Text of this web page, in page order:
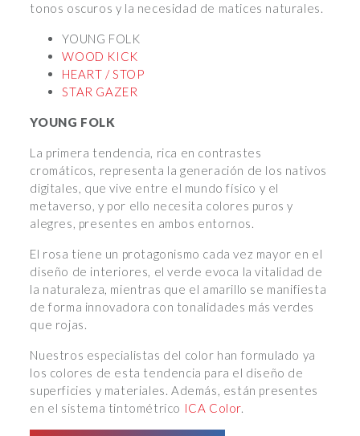
tonos oscuros y la necesidad de matices naturales.
YOUNG FOLK
WOOD KICK
HEART / STOP
STAR GAZER
YOUNG FOLK
La primera tendencia, rica en contrastes
cromáticos, representa la generación de los nativos
digitales, que vive entre el mundo físico y el
metaverso, y por ello necesita colores puros y
alegres, presentes en ambos entornos.
El rosa tiene un protagonismo cada vez mayor en el
diseño de interiores, el verde evoca la vitalidad de
la naturaleza, mientras que el amarillo se manifiesta
de forma innovadora con tonalidades más verdes
que rojas.
Nuestros especialistas del color han formulado ya
los colores de esta tendencia para el diseño de
superficies y materiales. Además, están presentes
en el sistema tintométrico ICA Color.